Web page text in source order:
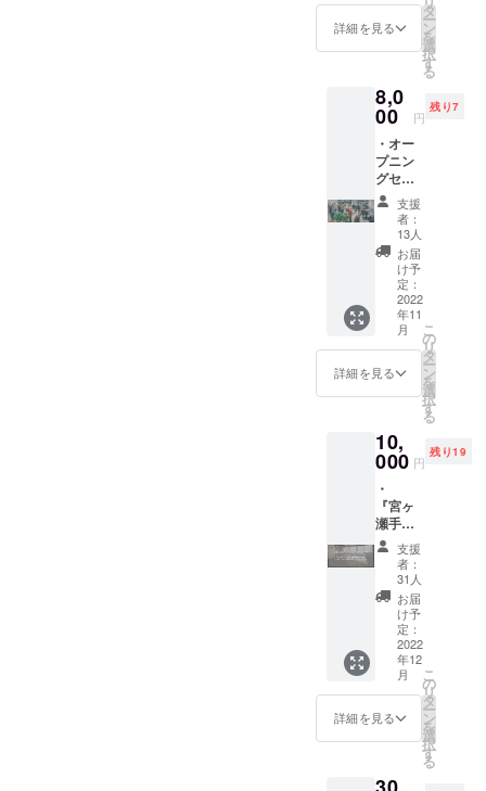
20） ＊
限定20
自己負
担でお
ます。
『宮ヶ
瀬手し
ごとの
家』で
開催す
る津軽
三味線
世界大
会A級3
連覇＆
殿堂入
ロ演奏
家「山
んらの
和楽器
に招待
しま
す。軽
飲食付
のアッ
トホー
ムな演
奏会で
す。演
奏終了
後の歓
エリア
をご案
す（※天
11月26
日
所
宮ヶ瀬
との家
（神奈
川県愛
甲郡清
川村
宮ヶ瀬
971-
20） ＊
限定40
人 ＊交
通費は
自己負
願いし
ます。
験イベ
ント」
「モノ
ゴト|
monog
oto」代
表の萩
原雅之
さんを
お招き
し、
「和蝋
燭」づ
くり
ショッ
プ を企
変更し
て開催
社（株
式会社
さとく
らし）
の公式
サイト
上の支
援者一
覧に
ニック
ネーム
を記載
掲載
期間
（ホー
ムペー
ジ内に
す）
掲載方
字の
み） ※
支援
時、必
ず備考
欄に掲
載を希
望され
るお名
前をご
記入く
ださ
日程
11月12
サイト
上の支
援者一
覧に
ネーム
を記載
掲載
期間
（ホー
ムペー
ジ内に
恒久的
に掲載
しま
す）
掲載方
法（文
字の
み） ※
支援
時、必
望され
るお名
前をご
記入く
ださ
い。 本
場・ド
イツの
コンテ
ストで
金賞を
受賞し
た「清
川ミー
トファ
クト
リー」
詳細を見る
タ
ー
ン
を
選
択
す
る
8,0
00 円
残り7
・オー
プニン
グセレ
モニー
招待券
（飲食
付/宿泊
無） ・
宮ヶ瀬
湖ご案
内 ・運
営会社
（株式
会社さ
とくら
し）の
イト上
の支援
者一覧
にニッ
クネー
ムを記
載 掲
載期間
（ホー
ムペー
ジ内に
恒久的
に掲載
しま
す）
掲載方
法（文
時、必
支援
者：
13人
お届
け予
定：
2022
年11
月
詳細を見る
こ
の
リ
タ
ー
ン
を
選
択
す
る
10,
000 円
残り19
・
『宮ヶ
瀬手し
ごとの
家」2泊
3日の宿
泊券（1
名様）
・運営
会社
（株式
会社さ
とくら
し）の
公式サ
イト上
者一覧
支援
者：
31人
お届
け予
定：
2022
年12
月
詳細を見る
こ
の
リ
タ
ー
ン
を
選
択
す
る